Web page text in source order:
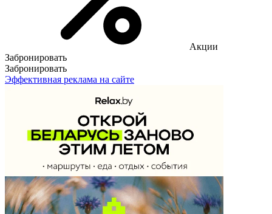
Акции
Забронировать
Забронировать
Эффективная реклама на сайте